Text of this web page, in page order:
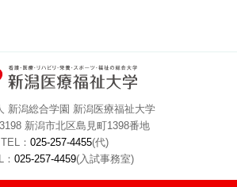
新潟総合学園 新潟医療福祉大学
新潟市北区島見町1398番地
TEL： 025-257-4455(代)
025-257-4459(入試事務室)